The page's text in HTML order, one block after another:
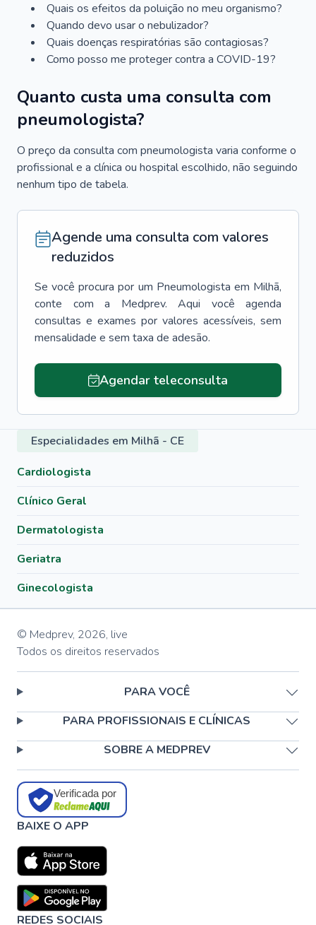
Quais os efeitos da poluição no meu organismo?
Quando devo usar o nebulizador?
Quais doenças respiratórias são contagiosas?
Como posso me proteger contra a COVID-19?
Quanto custa uma consulta com
pneumologista?
O preço da consulta com pneumologista varia conforme o
profissional e a clínica ou hospital escolhido, não seguindo
nenhum tipo de tabela.
Agende uma consulta com valores
reduzidos
Se você procura por um Pneumologista em Milhã,
conte com a Medprev. Aqui você agenda
consultas e exames por valores acessíveis, sem
mensalidade e sem taxa de adesão.
Agendar teleconsulta
Especialidades em Milhã - CE
Cardiologista
Clínico Geral
Dermatologista
Geriatra
Ginecologista
© Medprev, 2026, live
Todos os direitos reservados
PARA VOCÊ
PARA PROFISSIONAIS E CLÍNICAS
SOBRE A MEDPREV
Verificada por
BAIXE O APP
REDES SOCIAIS